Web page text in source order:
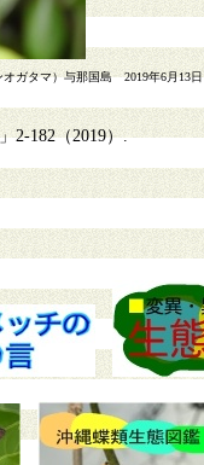
ガタマ）与那国島 2019年6月13日
2-182（2019）.